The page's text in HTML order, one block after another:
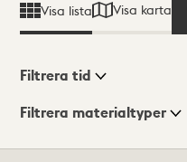
Visa lista Visa karta
Visningsläge
Filtrera tid
Filtrera materialtyper